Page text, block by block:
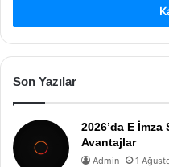
Son Yazılar
2026’da E İmza
Avantajlar
Admin 1